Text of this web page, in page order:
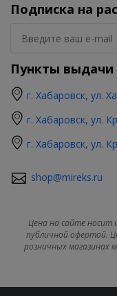
Подписка на
Пункты выдачи
г. Хабаровск, ул.
г. Хабаровск, ул.
г. Хабаровск, ул.
shop@mireks.ru
Цена на сайте носит
публичной офертой.
розничных магазинах